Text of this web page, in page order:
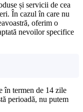
și servicii de cea
În cazul în care nu
oferim o
nevoilor specifice
în termen de 14 zile
perioadă, nu putem